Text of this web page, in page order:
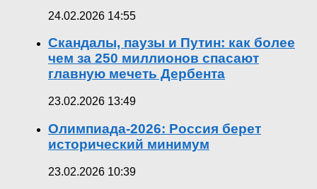
24.02.2026 14:55
Скандалы, паузы и Путин: как более
чем за 250 миллионов спасают
главную мечеть Дербента
23.02.2026 13:49
Олимпиада-2026: Россия берет
исторический минимум
23.02.2026 10:39